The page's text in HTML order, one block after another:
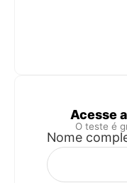
Acesse
O teste é
Nome